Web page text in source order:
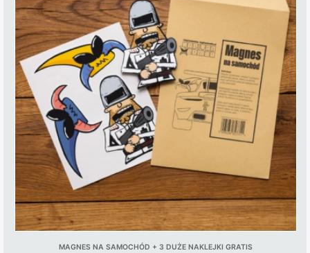
MAGNES NA SAMOCHÓD + 3 DUŻE NAKLEJKI GRATIS